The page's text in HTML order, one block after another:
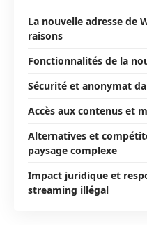
La nouvelle adresse de
raisons
Fonctionnalités de la
Sécurité et anonymat
Accès aux contenus et
Alternatives et
paysage complexe
Impact juridique et
streaming illégal